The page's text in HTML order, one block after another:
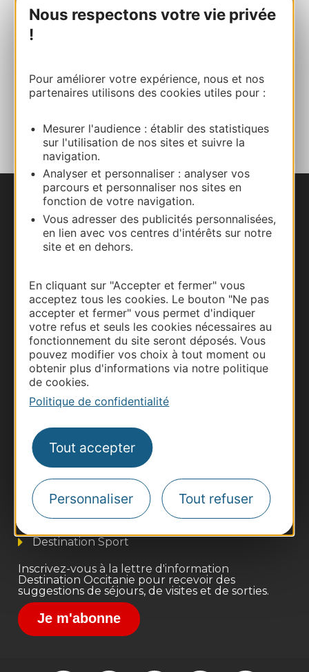
Nous respectons votre vie privée
!
Pour améliorer votre expérience, nous et nos
partenaires utilisons des cookies utiles pour :
Mesurer l'audience : établir des statistiques
sur l'utilisation de nos sites et suivre la
navigation.
Analyser et personnaliser : analyser vos
parcours et personnaliser nos sites en
fonction de votre navigation.
Vous adresser des publicités personnalisées,
en lien avec vos centres d'intérêts sur notre
site et en dehors.
En cliquant sur "Accepter et fermer" vous
acceptez tous les cookies. Le bouton "Ne pas
accepter et fermer" vous permet d'indiquer
votre refus et seuls les cookies nécessaires au
fonctionnement du site seront déposés. Vous
pouvez modifier vos choix à tout moment ou
obtenir plus d'informations via notre politique
de cookies.
Politique de confidentialité
Tout accepter
Personnaliser Tout refuser
E-mail
Nous contacter
Carte interactive
Thermalisme
Business/Mice
Pros d'Occitanie
Site presse et d'influence
Voyagistes
Destination Sport
Inscrivez-vous à la lettre d'information
Destination Occitanie pour recevoir des
suggestions de séjours, de visites et de sorties.
Je m'abonne